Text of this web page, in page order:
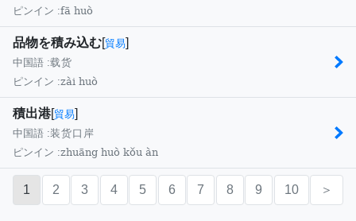
ピンイン :fā huò
品物を積み込む[貿易]
中国語 :载货
ピンイン :zài huò
積出港[貿易]
中国語 :装货口岸
ピンイン :zhuāng huò kǒu àn
1 2 3 4 5 6 7 8 9 10 ＞